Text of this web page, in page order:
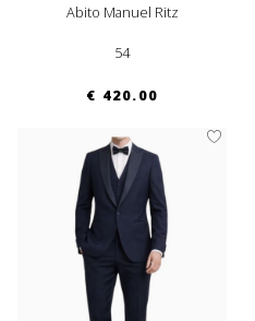
Abito Manuel Ritz
54
€ 420.00